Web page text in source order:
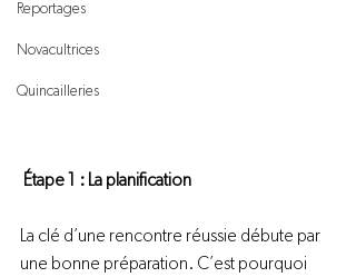
Reportages
Novacultrices
Quincailleries
Étape 1 : La planification
La clé d’une rencontre réussie débute par
une bonne préparation. C’est pourquoi